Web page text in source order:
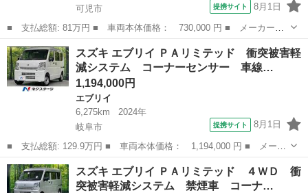
可児市
提携サイト 8月1日
■ 支払総額: 81万円 ■ 車両本体価格： 730,000 円 ■ メーカー
名： スズキ ■ 車種名： エブリイ ■ グレード名： ジョイン
４ＷＤ セーフティサポート リアベッドキット フルセグＳＤナ
ビ ＵＳＢ ＥＴＣ...
岐阜 可児市 エブリイ
スズキ エブリイ ＰＡリミテッド 衝突被害軽
減システム コーナーセンサー 車線…
1,194,000円
エブリイ
6,275km
2024年
岐阜市
提携サイト 8月1日
■ 支払総額: 129.9万円 ■ 車両本体価格： 1,194,000 円 ■ メーカ
ー名： スズキ ■ 車種名： エブリイ ■ グレード名： ＰＡリミ
テッド 衝突被害軽減システム コーナーセンサー 車線逸脱警報
オートラ...
岐阜 岐阜市 エブリイ
スズキ エブリイ ＰＡリミテッド ４ＷＤ 衝
突被害軽減システム 禁煙車 コーナ…